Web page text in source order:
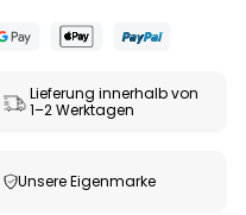
Lieferung innerhalb von
1–2 Werktagen
Unsere Eigenmarke